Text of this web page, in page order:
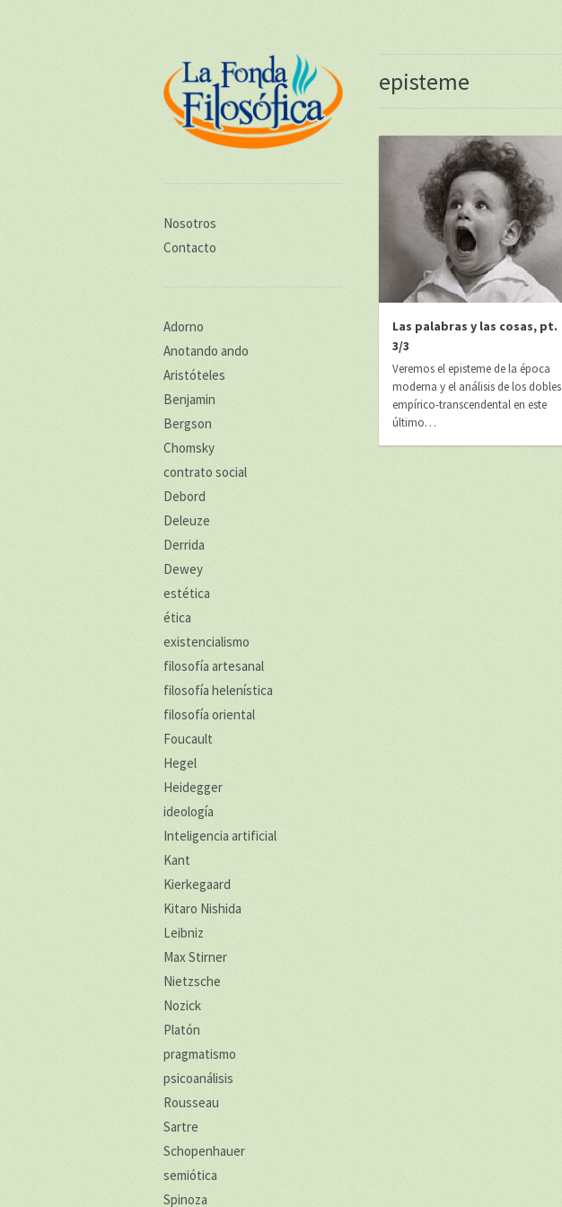
Nosotros
Contacto
Adorno
Anotando ando
Aristóteles
Benjamin
Bergson
Chomsky
contrato social
Debord
Deleuze
Derrida
Dewey
estética
ética
existencialismo
filosofía artesanal
filosofía helenística
filosofía oriental
Foucault
Hegel
Heidegger
ideología
Inteligencia artificial
Kant
Kierkegaard
Kitaro Nishida
Leibniz
Max Stirner
Nietzsche
Nozick
Platón
pragmatismo
psicoanálisis
Rousseau
Sartre
Schopenhauer
semiótica
Spinoza
episteme
Las palabras y las cosas, pt.
3/3
Veremos el episteme de la época
moderna y el análisis de los dobles
empírico-transcendental en este
último…